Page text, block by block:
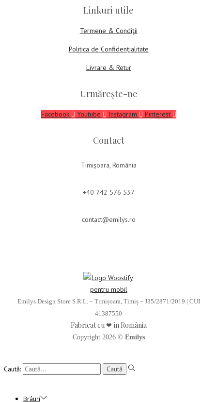
Linkuri utile
Termene & Condiții
Politica de Confidențialitate
Livrare & Retur
Urmărește-ne
Facebook Youtube Instagram Pinterest
Contact
Timișoara, România
+40 742 576 537
contact@emilys.ro
Emilys Design Store S.R.L. – Timișoara, Timiș – J35/2871/2019 | CUI
41387550
Fabricat cu ❤ în România
Copyright 2026 © Emilys
Caută:
Brâuri